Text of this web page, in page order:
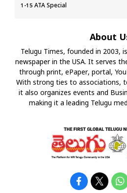
1-15 ATA Special
About
Telugu Times, founded in 2003,
newspaper in the USA. It serves
through print, ePaper, portal,
With strong ties to associations,
it also organizes events and
making it a leading Telugu